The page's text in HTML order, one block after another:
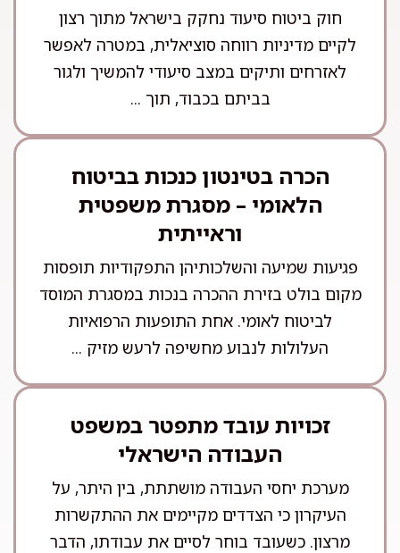
חוק ביטוח סיעוד נחקק בישראל מתוך רצון
לקיים מדיניות רווחה סוציאלית, במטרה לאפשר
לאזרחים ותיקים במצב סיעודי להמשיך ולגור
בביתם בכבוד, תוך ...
הכרה בטינטון כנכות בביטוח
הלאומי – מסגרת משפטית
וראייתית
פגיעות שמיעה והשלכותיהן התפקודיות תופסות
מקום בולט בזירת ההכרה בנכות במסגרת המוסד
לביטוח לאומי. אחת התופעות הרפואיות
העלולות לנבוע מחשיפה לרעש מזיק ...
זכויות עובד מתפטר במשפט
העבודה הישראלי
מערכת יחסי העבודה מושתתת, בין היתר, על
העיקרון כי הצדדים מקיימים את ההתקשרות
מרצון. כשעובד בוחר לסיים את עבודתו, הדבר